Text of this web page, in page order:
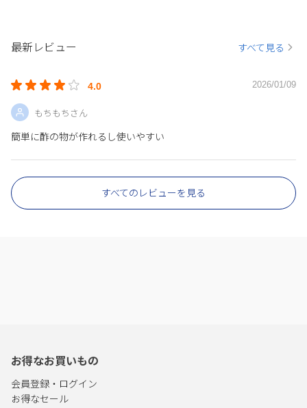
最新レビュー すべて見る
4.0 2026/01/09
もちもちさん
簡単に酢の物が作れるし使いやすい
すべてのレビューを見る
お得なお買いもの
会員登録・ログイン
お得なセール